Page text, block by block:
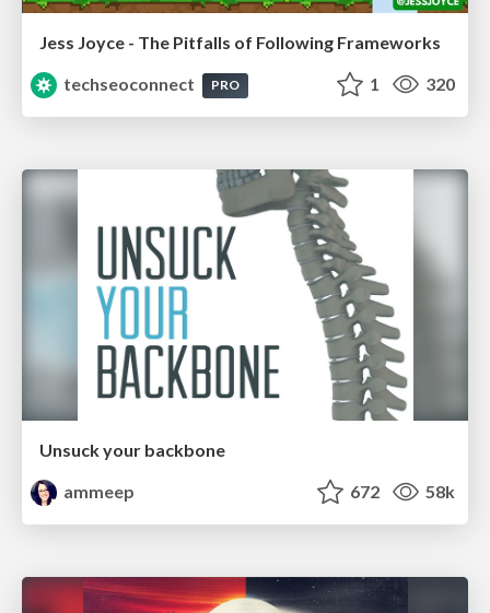
Jess Joyce - The Pitfalls of Following Frameworks
techseoconnect
PRO 1 320
Unsuck your backbone
ammeep
672 58k